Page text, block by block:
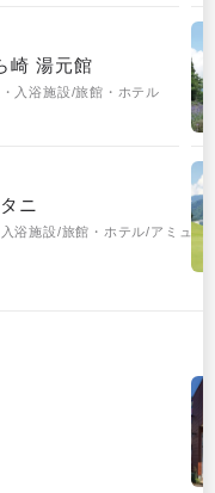
崎 湯元館
入浴施設/旅館・ホテル
ニ